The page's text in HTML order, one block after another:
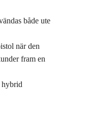
både ute
när den
fram en
hybrid